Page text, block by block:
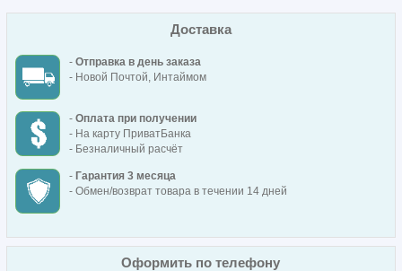
Доставка
- Отправка в день заказа
- Новой Почтой, Интаймом
- Оплата при получении
- На карту ПриватБанка
- Безналичный расчёт
- Гарантия 3 месяца
- Обмен/возврат товара в течении 14 дней
Оформить по телефону